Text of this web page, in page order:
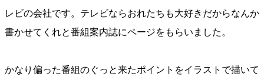
レビの会社です。テレビならおれたちも大好きだからなんか
書かせてくれと番組案内誌にページをもらいました。
かなり偏った番組のぐっと来たポイントをイラストで描いて